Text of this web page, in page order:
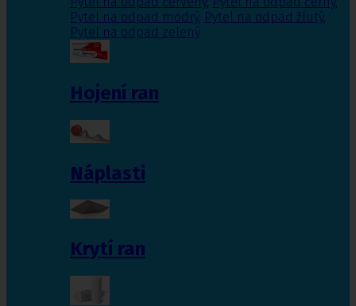
Pytel na odpad modrý, Pytel na odpad žlutý,
Pytel na odpad zelený
Hojení ran
Náplasti
Krytí ran